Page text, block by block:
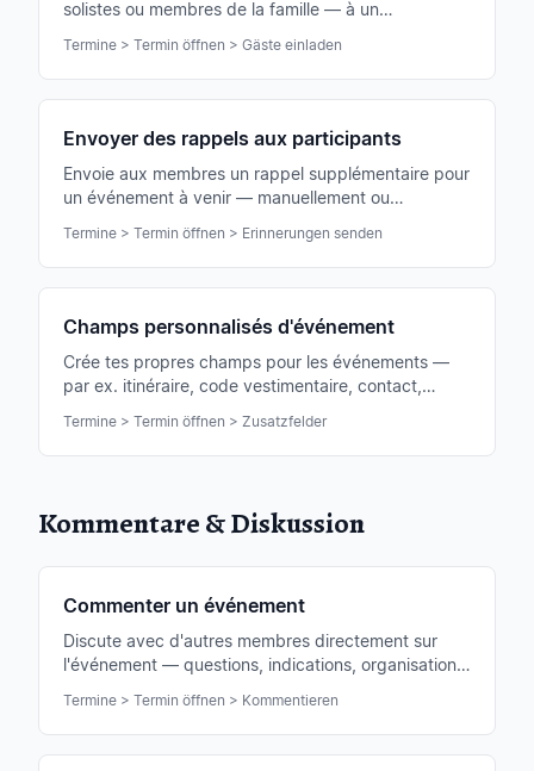
solistes ou membres de la famille — à un
chœur.
Termine > Termin öffnen > Gäste einladen
Envoyer des rappels aux participants
Envoie aux membres un rappel supplémentaire pour
un événement à venir — manuellement ou
Termine > Termin öffnen > Erinnerungen senden
Champs personnalisés d'événement
Crée tes propres champs pour les événements —
par ex. itinéraire, code vestimentaire, contact,
d'événement.
Termine > Termin öffnen > Zusatzfelder
Kommentare & Diskussion
Commenter un événement
Discute avec d'autres membres directement sur
l'événement — questions, indications, organisation.
ciblé.
Termine > Termin öffnen > Kommentieren